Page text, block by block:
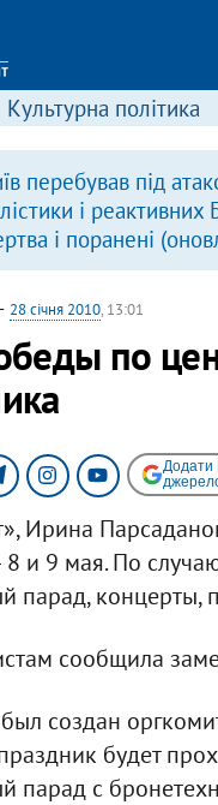
Культурна політика
перебував під
і
і поранені
28 січня 2010, 13:01
по
Додати
Ирина
и 9 мая. По
парад, концерты,
сообщила
создан
будет
парад с